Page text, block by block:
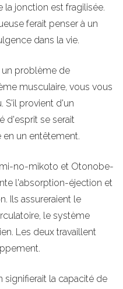
jonction est fragilisée.
ferait penser à un
dans la vie.
un problème de
musculaire, vous vous
S'il provient d'un
d'esprit se serait
un entêtement.
no-mikoto et Otonobe-
l'absorption-éjection et
Ils assureraient le
le système
Les deux travaillent
la capacité de